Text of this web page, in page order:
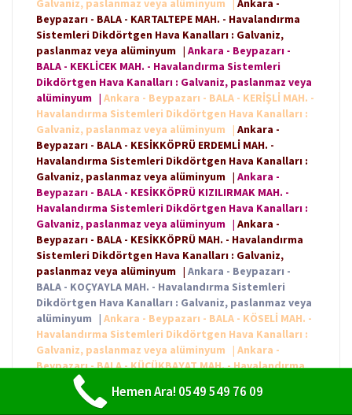
Galvaniz, paslanmaz veya alüminyum
| Ankara -
Beypazarı - BALA - KARTALTEPE MAH. - Havalandırma
Sistemleri Dikdörtgen Hava Kanalları : Galvaniz,
paslanmaz veya alüminyum | Ankara - Beypazarı -
BALA - KEKLİCEK MAH. - Havalandırma Sistemleri
Dikdörtgen Hava Kanalları : Galvaniz, paslanmaz veya
alüminyum | Ankara - Beypazarı - BALA - KERİŞLİ MAH. -
Havalandırma Sistemleri Dikdörtgen Hava Kanalları :
Galvaniz, paslanmaz veya alüminyum
| Ankara -
Beypazarı - BALA - KESİKKÖPRÜ ERDEMLİ MAH. -
Havalandırma Sistemleri Dikdörtgen Hava Kanalları :
Galvaniz, paslanmaz veya alüminyum | Ankara -
Beypazarı - BALA - KESİKKÖPRÜ KIZILIRMAK MAH. -
Havalandırma Sistemleri Dikdörtgen Hava Kanalları :
Galvaniz, paslanmaz veya alüminyum | Ankara -
Beypazarı - BALA - KESİKKÖPRÜ MAH. - Havalandırma
Sistemleri Dikdörtgen Hava Kanalları : Galvaniz,
paslanmaz veya alüminyum | Ankara - Beypazarı -
BALA - KOÇYAYLA MAH. - Havalandırma Sistemleri
Dikdörtgen Hava Kanalları : Galvaniz, paslanmaz veya
alüminyum | Ankara - Beypazarı - BALA - KÖSELİ MAH. -
Havalandırma Sistemleri Dikdörtgen Hava Kanalları :
Galvaniz, paslanmaz veya alüminyum
| Ankara -
Beypazarı - BALA - KÜÇÜKBAYAT MAH. - Havalandırma
Sistemleri Dikdörtgen Hava Kanalları : Galvaniz,
paslanmaz veya alüminyum | Ankara - Beypazarı -
Hemen Ara! 0549 549 76 09